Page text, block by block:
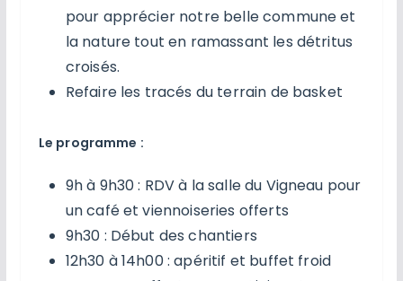
pour apprécier notre belle commune et
la nature tout en ramassant les détritus
croisés.
Refaire les tracés du terrain de basket
Le programme :
9h à 9h30 : RDV à la salle du Vigneau pour
un café et viennoiseries offerts
9h30 : Début des chantiers
12h30 à 14h00 : apéritif et buffet froid